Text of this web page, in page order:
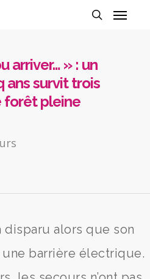
arriver… » : un
ans survit trois
forêt pleine
disparu alors que son
barrière électrique.